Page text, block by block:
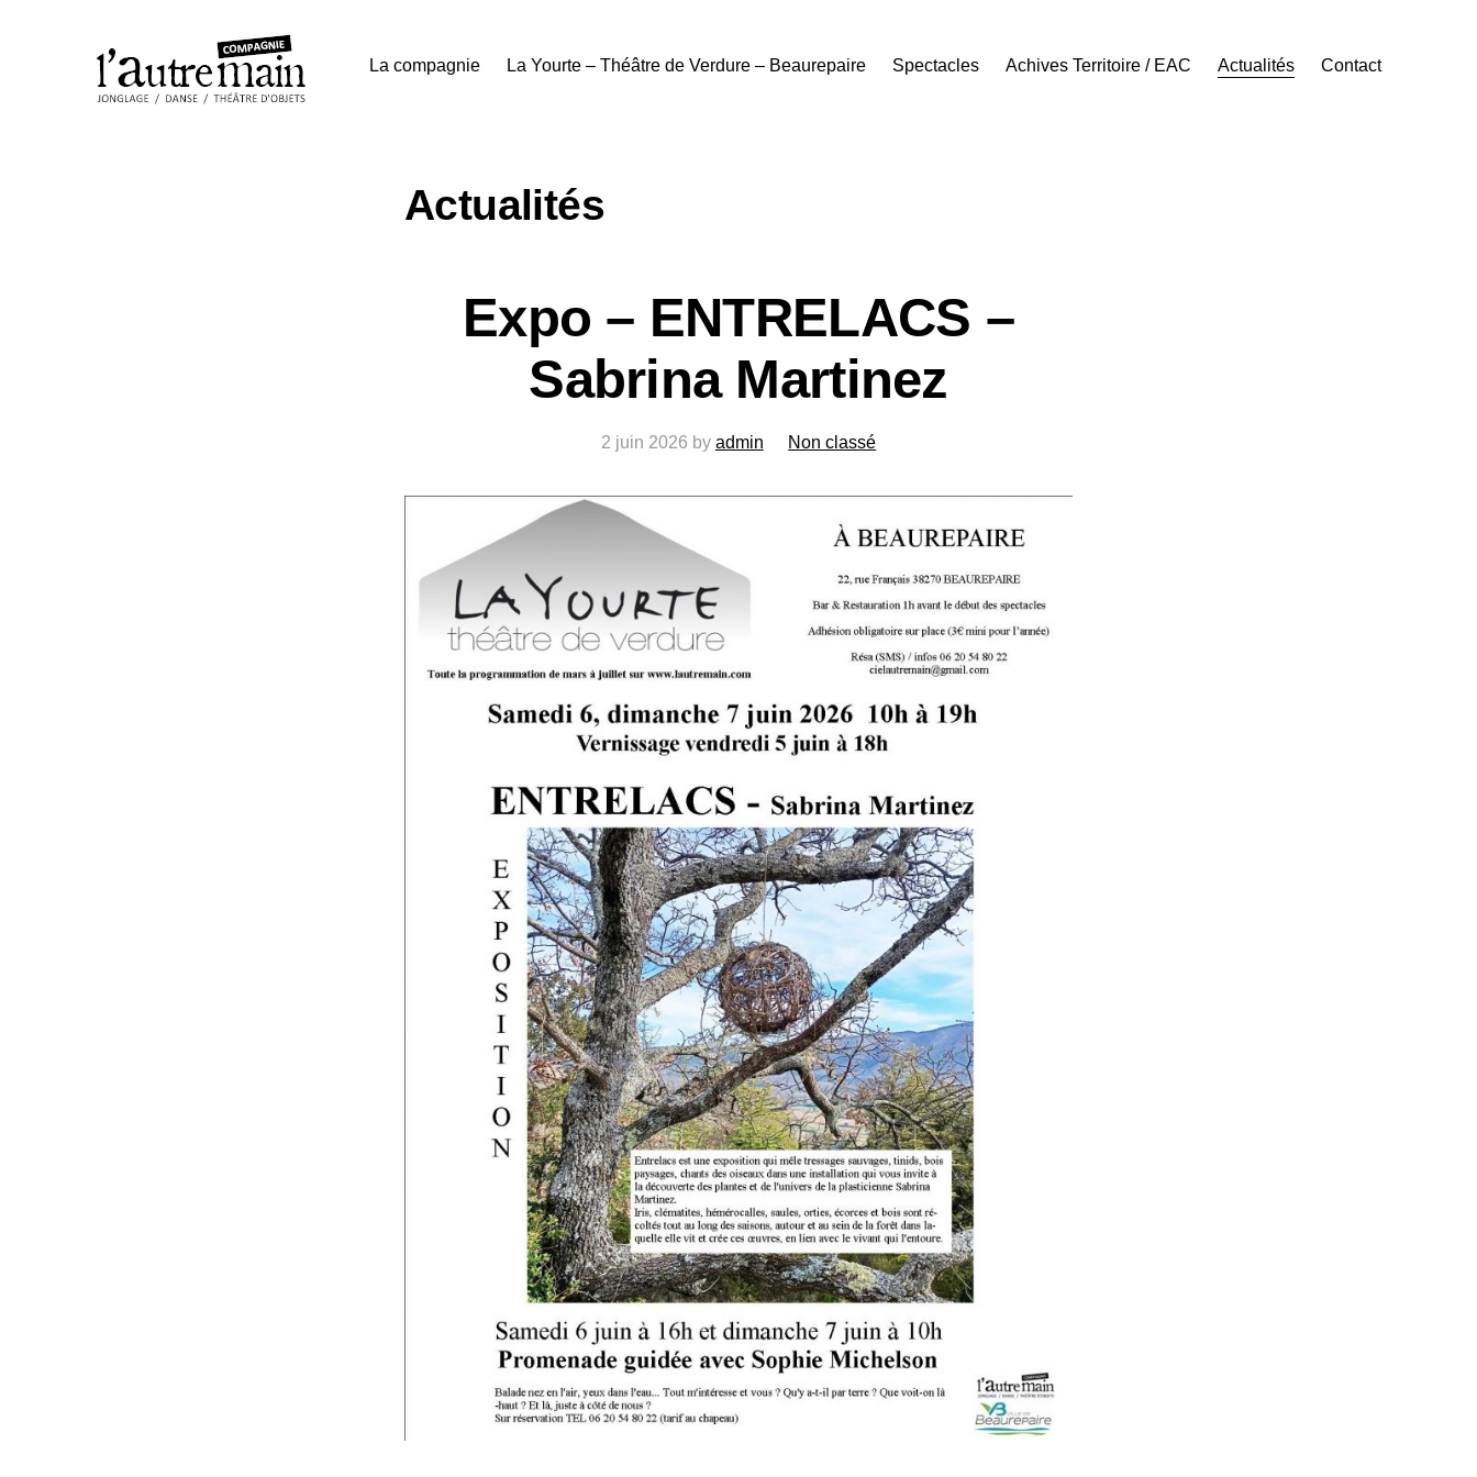
La compagnie La Yourte – Théâtre de Verdure – Beaurepaire Spectacles Achives Territoire / EAC Actualités Contact
Actualités
Expo – ENTRELACS –
Sabrina Martinez
2 juin 2026 by admin Non classé